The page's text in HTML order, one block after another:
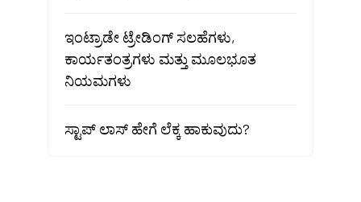
ಇಂಟ್ರಾಡೇ ಟ್ರೇಡಿಂಗ್ ಸಲಹೆಗಳು,
ಕಾರ್ಯತಂತ್ರಗಳು ಮತ್ತು ಮೂಲಭೂತ
ನಿಯಮಗಳು
ಸ್ಟಾಪ್ ಲಾಸ್ ಹೇಗೆ ಲೆಕ್ಕ ಹಾಕುವುದು?